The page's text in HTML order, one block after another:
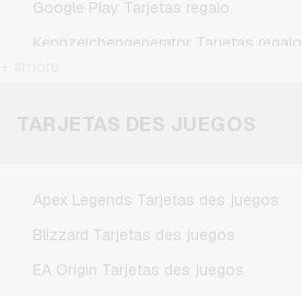
Google Play Tarjetas regalo
Kennzeichengenerator Tarjetas regalo
Netflix Tarjetas regalo
TARJETAS DES JUEGOS
Apex Legends Tarjetas des juegos
Blizzard Tarjetas des juegos
EA Origin Tarjetas des juegos